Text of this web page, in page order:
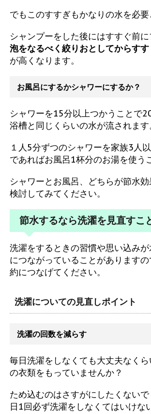
でもこのすすぎもかなりの水を必要
シャンプーをした後にはすすぐ前
泡をなるべく絞りおとしてからすす
が高くなります。
お風呂にするかシャワーにするか？
シャワーを15分以上つかうことで
浴槽と同じくらいの水が流されます
１人5分ずつのシャワーを家族3人
であればお風呂1杯分のお湯を使う
シャワーとお風呂、どちらが節水
検討してみてください。
節水するなら洗濯を見直すこ
洗濯をするときの習慣や思い込み
につながっていることがあります
約につなげてください。
洗濯についての見直しポイント
洗濯の回数を減らす
毎日洗濯をしなくても大丈夫なくら
の衣類をもっていませんか？
ため込むのはさすがにしたくない
日1回必ず洗濯をしなくてはいけな